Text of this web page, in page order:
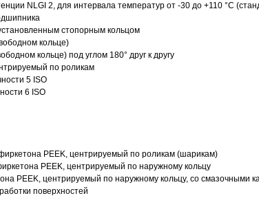
NLGI 2, для интервала температур от -30 до +110 °C
стопорным кольцом
кольце)
кольце) под углом 180° друг к другу
по роликам
5 ISO
6 ISO
PEEK, центрируемый по роликам (шарикам)
PEEK, центрируемый по наружному кольцу
PEEK, центрируемый по наружному кольцу, со смазочными
поверхностей